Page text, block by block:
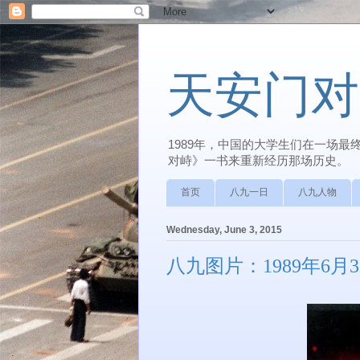
天安门
1989年，中国的大学生们在一场最
对峙》一书来重新经历那场历史。
首页 八九一日 八九人物
Wednesday, June 3, 2015
八九图片：1989年6